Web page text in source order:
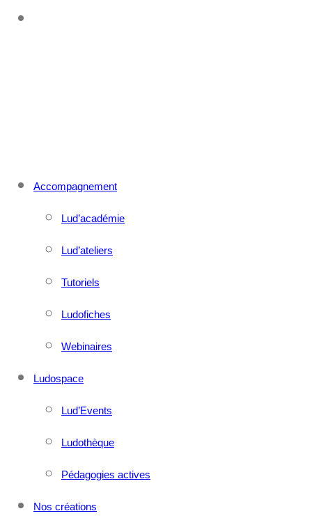
Accompagnement
Lud’académie
Lud’ateliers
Tutoriels
Ludofiches
Webinaires
Ludospace
Lud’Events
Ludothèque
Pédagogies actives
Nos créations